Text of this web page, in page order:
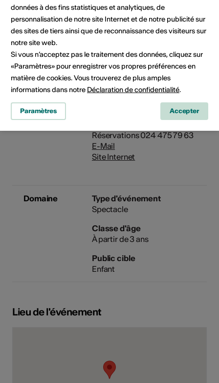
expérimenteras des techniques
d’expression corporelle et
vocale.
25.04.2025, 14:00
Organisateur
La Gare, arts et jeunesse
Avenue de la Gare 60
Réservations 024 475 79 63
E-Mail
Site Internet
Domaine
Type d'événement
Spectacle
Classe d'âge
À partir de 3 ans
Public cible
Enfant
Lieu de l'événement
données à des fins statistiques et analytiques, de
personnalisation de notre site Internet et de notre publicité sur
des sites de tiers ainsi que de reconnaissance des visiteurs sur
notre site web.
Si vous n’acceptez pas le traitement des données, cliquez sur
«Paramètres» pour enregistrer vos propres préférences en
matière de cookies. Vous trouverez de plus amples
informations dans notre Déclaration de confidentialité.
Paramètres Accepter